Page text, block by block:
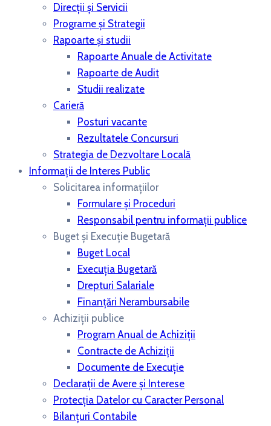
Direcții și Servicii
Programe și Strategii
Rapoarte și studii
Rapoarte Anuale de Activitate
Rapoarte de Audit
Studii realizate
Carieră
Posturi vacante
Rezultatele Concursuri
Strategia de Dezvoltare Locală
Informații de Interes Public
Solicitarea informațiilor
Formulare și Proceduri
Responsabil pentru informații publice
Buget și Execuție Bugetară
Buget Local
Execuția Bugetară
Drepturi Salariale
Finanțări Nerambursabile
Achiziții publice
Program Anual de Achiziții
Contracte de Achiziții
Documente de Execuție
Declarații de Avere și Interese
Protecția Datelor cu Caracter Personal
Bilanțuri Contabile